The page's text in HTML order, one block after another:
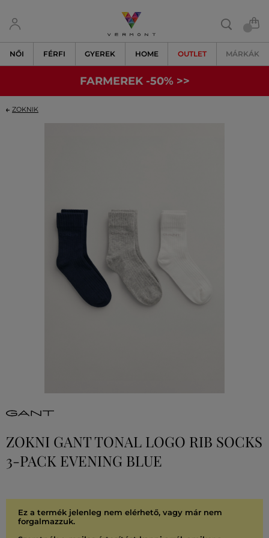
NŐI FÉRFI GYEREK HOME OUTLET MÁRKÁK
FARMEREK -50% >>
ZOKNIK
ZOKNI GANT TONAL LOGO RIB SOCKS
3-PACK EVENING BLUE
Ez a termék jelenleg nem elérhető, vagy már nem
forgalmazzuk.